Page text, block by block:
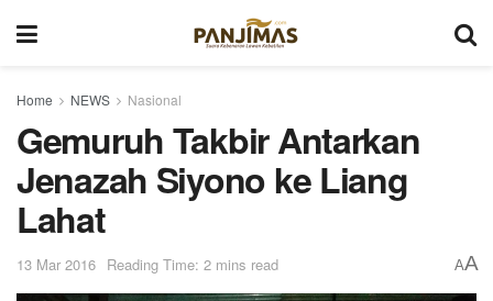
Home NEWS Nasional
Gemuruh Takbir Antarkan
Jenazah Siyono ke Liang
Lahat
13 Mar 2016 Reading Time: 2 mins read AA